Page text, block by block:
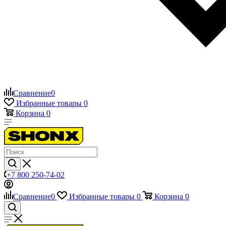
Сравнение0
Избранные товары 0
Корзина 0
+7 800 250-74-02
Сравнение0 Избранные товары 0 Корзина 0